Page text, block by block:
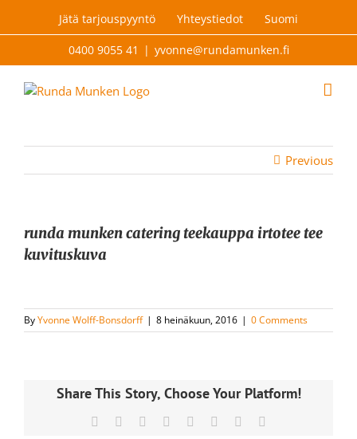
Jätä tarjouspyyntö Yhteystiedot Suomi
0400 9055 41 | yvonne@rundamunken.fi
Previous
runda munken catering teekauppa irtotee tee
kuvituskuva
ByYvonne Wolff-Bonsdorff | 8 heinäkuun, 2016 | 0 Comments
Share This Story, Choose Your Platform!
Facebook Reddit LinkedIn
TumblrPinterest